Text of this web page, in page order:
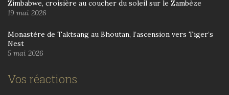
Zimbabwe, croisière au coucher du soleil sur le Zambèze
19 mai 2026
Monastère de Taktsang au Bhoutan, l’ascension vers Tiger’s
Nest
5 mai 2026
Vos réactions